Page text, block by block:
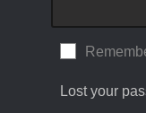
Lost your